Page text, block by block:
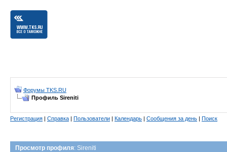
Форумы TKS.RU
Профиль Sireniti
Регистрация | Справка | Пользователи | Календарь | Сообщения за день | Поиск
Просмотр профиля: Sireniti